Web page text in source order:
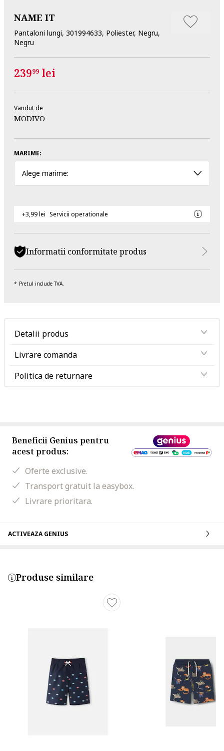
NAME IT
Pantaloni lungi, 301994633, Poliester, Negru,
Negru
23999 lei
Vandut de
MODIVO
MARIME:
Alege marime:
+3,99 lei Servicii operationale
Informatii conformitate produs
Pretul include TVA.
Detalii produs
Livrare comanda
Politica de returnare
Beneficii Genius pentru
acest produs:
Oferte exclusive.
Transport gratuit la easybox.
Livrare prioritara.
ACTIVEAZA GENIUS
Produse similare